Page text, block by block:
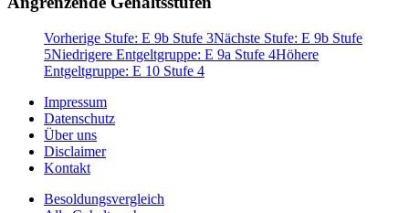
Vorherige Stufe: E 9b Stufe 3Nächste Stufe: E 9b Stufe
5Niedrigere Entgeltgruppe: E 9a Stufe 4Höhere
Entgeltgruppe: E 10 Stufe 4
Impressum
Datenschutz
Über uns
Disclaimer
Kontakt
Besoldungsvergleich